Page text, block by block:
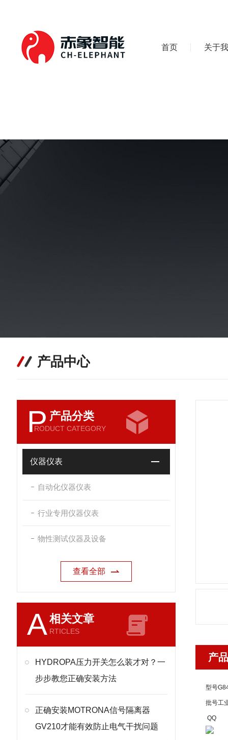
首页 关于
产品中心
P 产品分类
RODUCT CATEGORY
仪器仪表
自动化仪器仪表
行业专用仪器仪表
物性测试仪器及设备
查看全部
A相关文章
RTICLES
HYDROPA压力开关怎么装才对？一
步步教您正确安装方法
正确安装MOTRONA信号隔离器
GV210才能有效防止电气干扰问题
产
型号
批号工
QQ